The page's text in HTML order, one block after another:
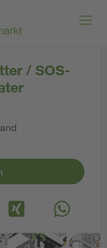
/ SOS-